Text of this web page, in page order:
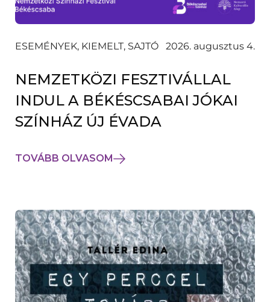
ESEMÉNYEK, KIEMELT, SAJTÓ 2026. augusztus 4.
NEMZETKÖZI FESZTIVÁLLAL
INDUL A BÉKÉSCSABAI JÓKAI
SZÍNHÁZ ÚJ ÉVADA
TOVÁBB OLVASOM